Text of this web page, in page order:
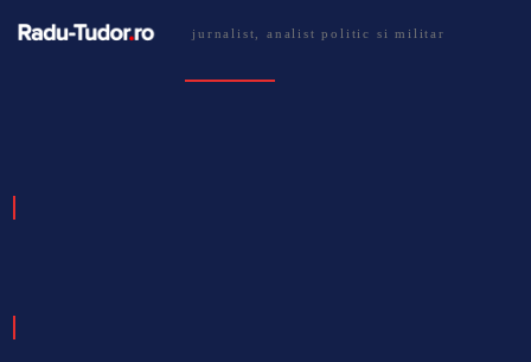
jurnalist, analist politic si militar